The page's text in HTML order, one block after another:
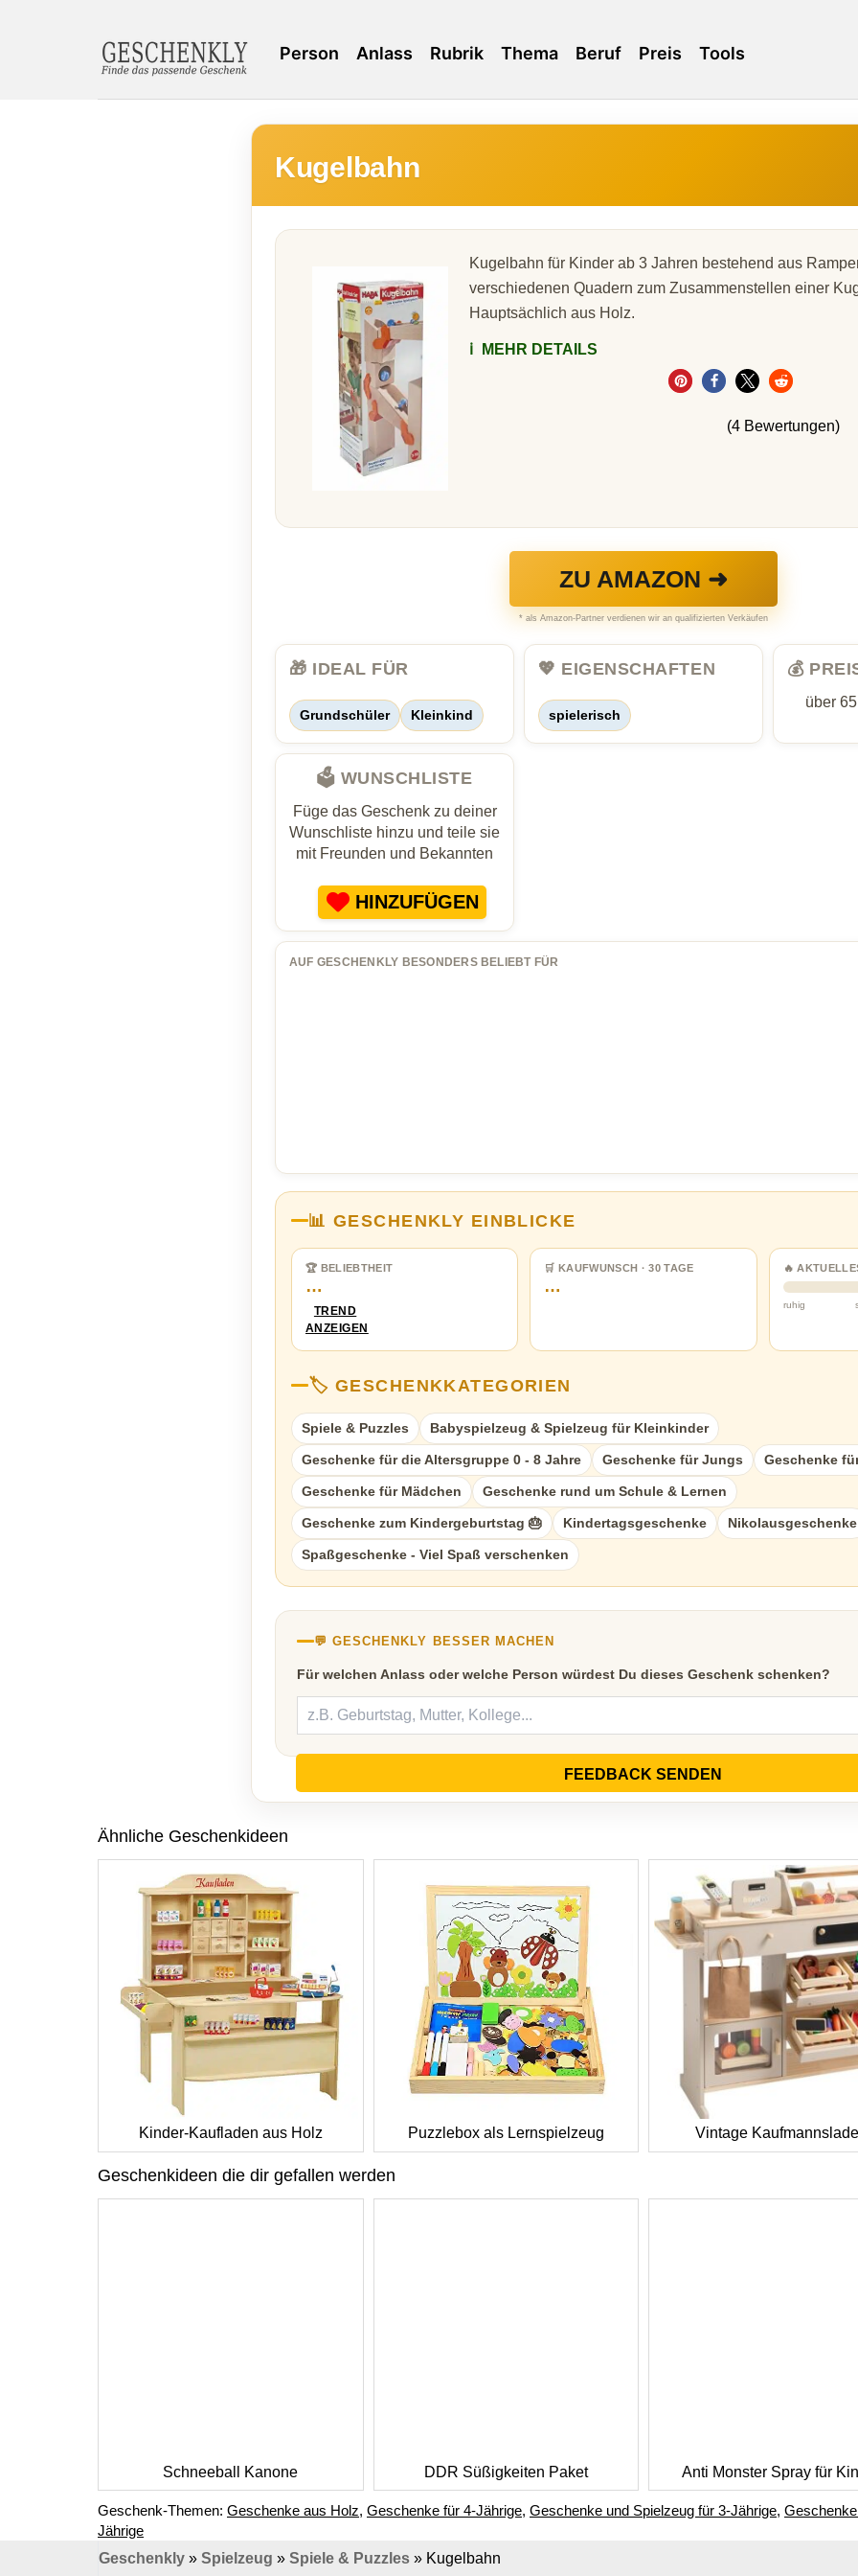
Person Anlass Rubrik Thema Beruf Preis Tools
Kugelbahn
Kugelbahn für Kinder ab 3 Jahren bestehend aus
verschiedenen Quadern zum Zusammenstellen einer
Hauptsächlich aus Holz.
ℹ️ MEHR DETAILS
(4 Bewertungen)
ZU AMAZON ➜
* als Amazon-Partner verdienen wir an qualifizierten Verkäufen
🎁 IDEAL FÜR
Grundschüler Kleinkind
💖 EIGENSCHAFTEN
spielerisch
💰
über
🗳️ WUNSCHLISTE
Füge das Geschenk zu deiner
Wunschliste hinzu und teile sie
mit Freunden und Bekannten
HINZUFÜGEN
AUF GESCHENKLY BESONDERS BELIEBT FÜR
📊 GESCHENKLY EINBLICKE
🏆 BELIEBTHEIT
…
TREND
ANZEIGEN
🛒 KAUFWUNSCH · 30 TAGE
…
🔥
ruhig
🏷️ GESCHENKKATEGORIEN
Spiele & Puzzles Babyspielzeug & Spielzeug für Kleinkinder
Geschenke für die Altersgruppe 0 - 8 Jahre Geschenke für Jungs Geschenke
Geschenke für Mädchen Geschenke rund um Schule & Lernen
Geschenke zum Kindergeburtstag 🎂 Kindertagsgeschenke Nikolausgeschenke
Spaßgeschenke - Viel Spaß verschenken
💬 GESCHENKLY BESSER MACHEN
Für welchen Anlass oder welche Person würdest Du dieses Geschenk schenken?
FEEDBACK SENDEN
Ähnliche Geschenkideen
Kinder-Kaufladen aus Holz Puzzlebox als Lernspielzeug Vintage
Geschenkideen die dir gefallen werden
Schneeball Kanone DDR Süßigkeiten Paket Anti Monster Spray für
Geschenk-Themen: Geschenke aus Holz, Geschenke für 4-Jährige, Geschenke und Spielzeug für 3-Jährige,
Jährige
Geschenkly » Spielzeug » Spiele & Puzzles » Kugelbahn